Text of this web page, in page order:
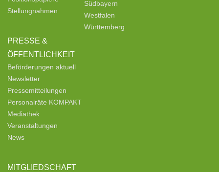
Stellungnahmen
PRESSE &
ÖFFENTLICHKEIT
Beförderungen aktuell
Newsletter
Pressemitteilungen
Personalräte KOMPAKT
Mediathek
Veranstaltungen
News
MITGLIEDSCHAFT
Südbayern
Westfalen
Württemberg